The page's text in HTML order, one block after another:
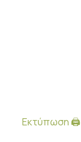
Εκτύπωση 🖨